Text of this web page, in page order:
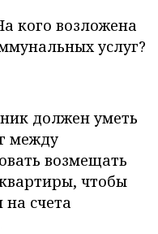
кого возложена
услуг?
должен уметь
между
возмещать
чтобы
на счета